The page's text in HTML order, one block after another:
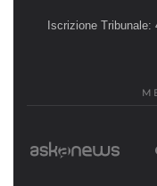
Iscrizione